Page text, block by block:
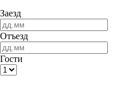
Заезд
Отъезд
Гости